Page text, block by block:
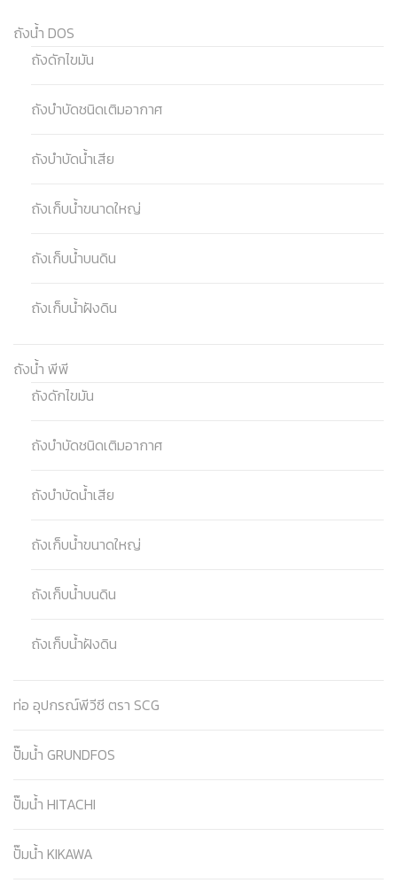
ถังน้ำ DOS
ถังดักไขมัน
ถังบำบัดชนิดเติมอากาศ
ถังบำบัดน้ำเสีย
ถังเก็บน้ำขนาดใหญ่
ถังเก็บน้ำบนดิน
ถังเก็บน้ำฝังดิน
ถังน้ำ พีพี
ถังดักไขมัน
ถังบำบัดชนิดเติมอากาศ
ถังบำบัดน้ำเสีย
ถังเก็บน้ำขนาดใหญ่
ถังเก็บน้ำบนดิน
ถังเก็บน้ำฝังดิน
ท่อ อุปกรณ์พีวีซี ตรา SCG
ปั๊มน้ำ GRUNDFOS
ปั๊มน้ำ HITACHI
ปั๊มน้ำ KIKAWA